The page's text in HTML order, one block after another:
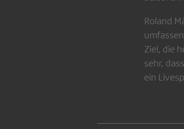
Roland
Ziel, die
sehr,
ein